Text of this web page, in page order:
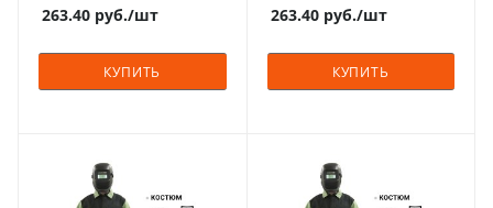
263.40 руб./шт
КУПИТЬ
263.40руб./шт
КУПИТЬ
Материал
брезент, спилок
Материал
брезент, спилок